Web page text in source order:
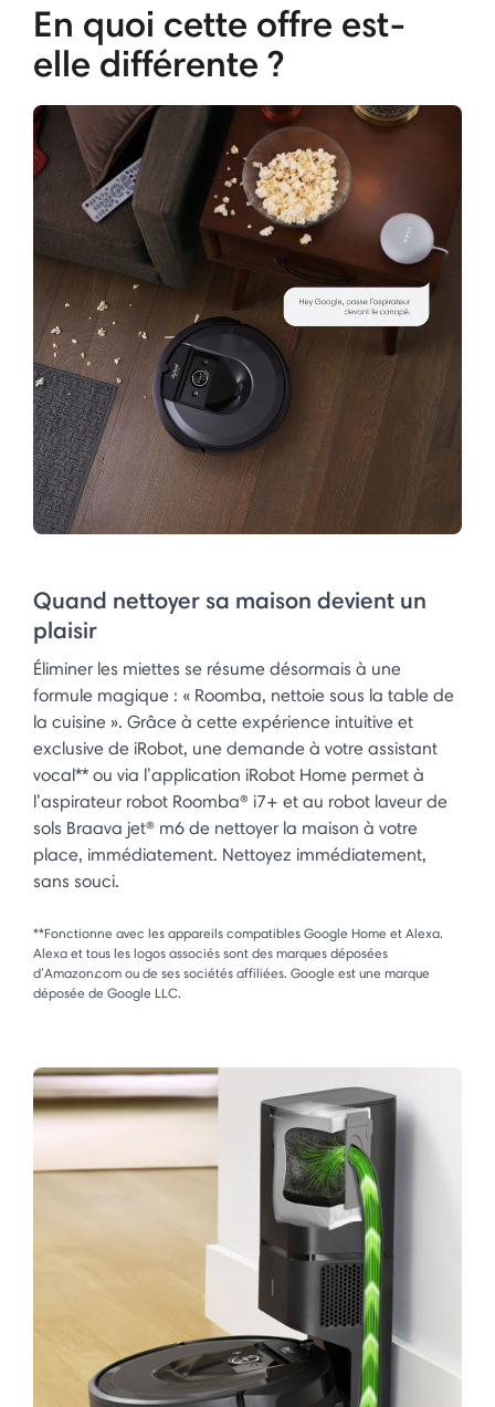
En quoi cette offre est-
elle différente ?
Quand nettoyer sa maison devient un
plaisir
Éliminer les miettes se résume désormais à une
formule magique : « Roomba, nettoie sous la table de
la cuisine ». Grâce à cette expérience intuitive et
exclusive de iRobot, une demande à votre assistant
vocal** ou via l’application iRobot Home permet à
l’aspirateur robot Roomba® i7+ et au robot laveur de
sols Braava jet® m6 de nettoyer la maison à votre
place, immédiatement. Nettoyez immédiatement,
sans souci.
**Fonctionne avec les appareils compatibles Google Home et Alexa.
Alexa et tous les logos associés sont des marques déposées
d’Amazon.com ou de ses sociétés affiliées. Google est une marque
déposée de Google LLC.